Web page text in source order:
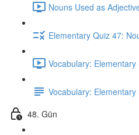
Nouns Used as
Elementary Quiz 47:
Vocabulary:
Vocabulary:
48. Gün